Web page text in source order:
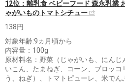
12位：離乳食 ベビーフード 森永乳業
ゃがいものトマトシチュー
138円
対象年齢:9ヵ月頃から
内容量：100g
原材料名：野菜（じゃがいも、にん
いこん、たまねぎ、コーン、ブロッ
う、ねぎ）、トマトピューレ、米で